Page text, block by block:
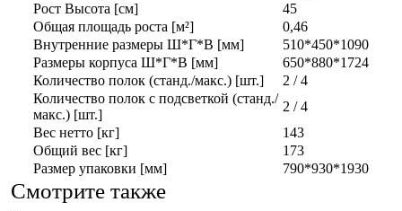
Рост Высота [см]
45
Общая площадь роста [м²]
0,46
Внутренние размеры Ш*Г*В [мм]
510*450*1090
Размеры корпуса Ш*Г*В [мм]
650*880*1724
Количество полок (станд./макс.) [шт.]
2 / 4
Количество полок с подсветкой (станд./
макс.) [шт.]
2 / 4
Вес нетто [кг]
143
Общий вес [кг]
173
Размер упаковки [мм]
790*930*1930
Смотрите также